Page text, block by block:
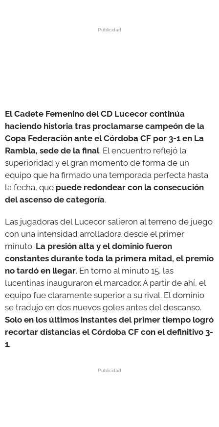
El Cadete Femenino del CD Lucecor continúa
haciendo historia tras proclamarse campeón de la
Copa Federación ante el Córdoba CF por 3-1 en La
Rambla, sede de la final. El encuentro reflejó la
superioridad y el gran momento de forma de un
equipo que ha firmado una temporada perfecta hasta
la fecha, que puede redondear con la consecución
del ascenso de categoría.
Las jugadoras del Lucecor salieron al terreno de juego
con una intensidad arrolladora desde el primer
minuto. La presión alta y el dominio fueron
constantes durante toda la primera mitad, el premio
no tardó en llegar. En torno al minuto 15, las
lucentinas inauguraron el marcador. A partir de ahí, el
equipo fue claramente superior a su rival. El dominio
se tradujo en dos nuevos goles antes del descanso.
Solo en los últimos instantes del primer tiempo logró
recortar distancias el Córdoba CF con el definitivo 3-
1.